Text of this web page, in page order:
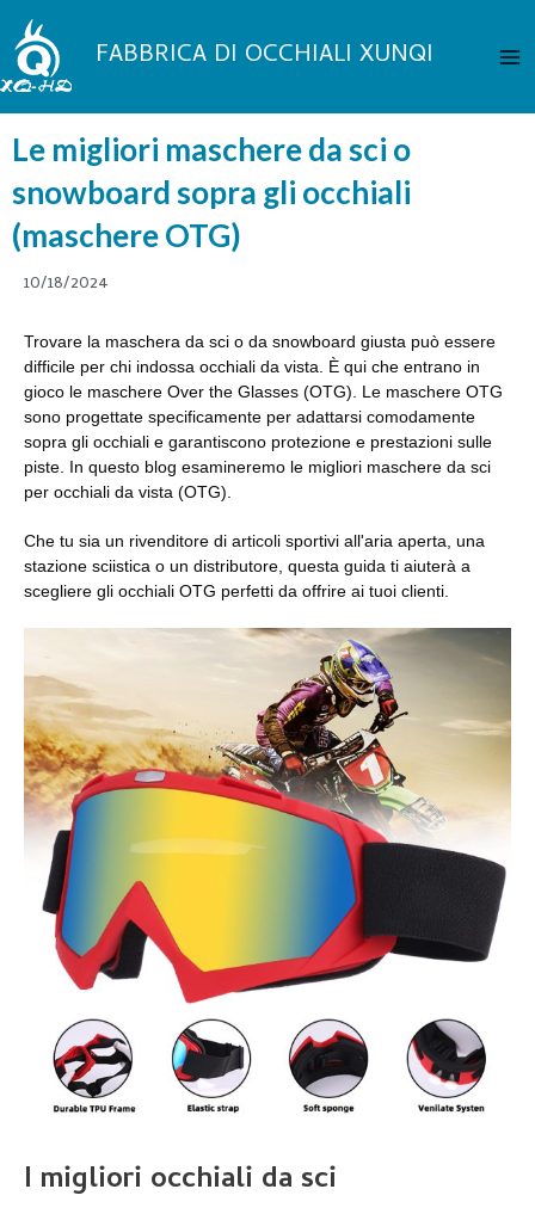
Vai
al
contenuto FABBRICA DI OCCHIALI XUNQI
Le migliori maschere da sci o
snowboard sopra gli occhiali
(maschere OTG)
10/18/2024
Trovare la maschera da sci o da snowboard giusta può essere
difficile per chi indossa occhiali da vista. È qui che entrano in
gioco le maschere Over the Glasses (OTG). Le maschere OTG
sono progettate specificamente per adattarsi comodamente
sopra gli occhiali e garantiscono protezione e prestazioni sulle
piste. In questo blog esamineremo le migliori maschere da sci
per occhiali da vista (OTG).
Che tu sia un rivenditore di articoli sportivi all'aria aperta, una
stazione sciistica o un distributore, questa guida ti aiuterà a
scegliere gli occhiali OTG perfetti da offrire ai tuoi clienti.
I migliori occhiali da sci